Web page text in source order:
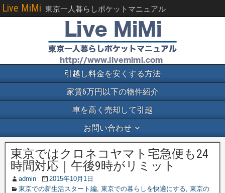
Live MiMi 東京一人暮らしポケットマニュアル
引越し料金を安くする方法
家賃6万円以下の物件紹介
車を高く売却して引越
お問い合わせ
東京ではクロネコヤマト宅急便も24
時間対応｜午後9時がリミット
admin
2015年10月1日
東京での新生活スタート編, 東京での暮らしを快適にする, 東京の